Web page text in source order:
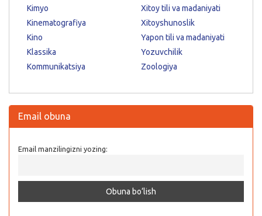
Kimyo
Kinematografiya
Kino
Klassika
Kommunikatsiya
Xitoy tili va madaniyati
Xitoyshunoslik
Yapon tili va madaniyati
Yozuvchilik
Zoologiya
Email obuna
Email manzilingizni yozing: